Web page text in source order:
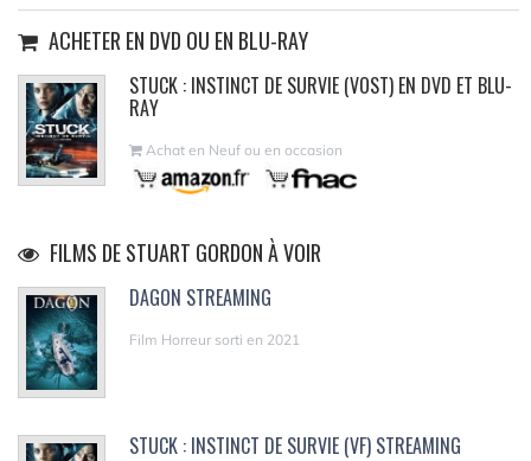
ACHETER EN DVD OU EN BLU-RAY
STUCK : INSTINCT DE SURVIE (VOST) EN DVD ET BLU-
RAY
Achat en Neuf ou en occasion
FILMS DE STUART GORDON À VOIR
DAGON STREAMING
Film Horreur sorti en 2021
STUCK : INSTINCT DE SURVIE (VF) STREAMING